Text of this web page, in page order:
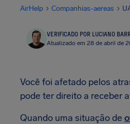
AirHelp Companhias-aereas
VERIFICADO POR LUCIANO
Atualizado em 28 de abril de
Você foi afetado pelos
pode ter direito a receber
Quando uma situação de